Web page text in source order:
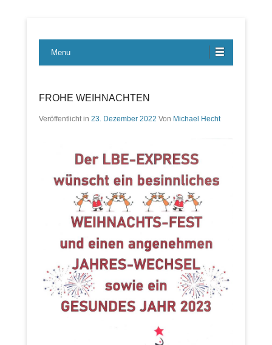
LBE-Express
Menu
FROHE WEIHNACHTEN
Veröffentlicht in 23. Dezember 2022 Von Michael Hecht